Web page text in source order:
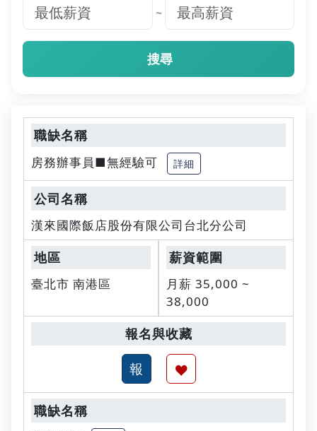
~
搜尋
房務辦事員■無經驗可 詳細
漢來國際飯店股份有限公司台北分公司
臺北市 南港區
月薪 35,000 ~
38,000